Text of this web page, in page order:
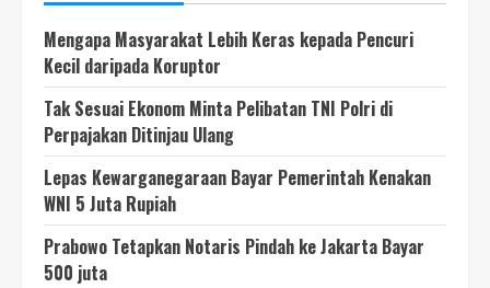
Mengapa Masyarakat Lebih Keras kepada Pencuri
Kecil daripada Koruptor
Tak Sesuai Ekonom Minta Pelibatan TNI Polri di
Perpajakan Ditinjau Ulang
Lepas Kewarganegaraan Bayar Pemerintah Kenakan
WNI 5 Juta Rupiah
Prabowo Tetapkan Notaris Pindah ke Jakarta Bayar
500 juta